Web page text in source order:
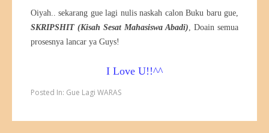
Oiyah.. sekarang gue lagi nulis naskah calon Buku baru gue,
SKRIPSHIT (Kisah Sesat Mahasiswa Abadi), Doain semua
prosesnya lancar ya Guys!
I Love U!!^^
Posted In: Gue Lagi WARAS